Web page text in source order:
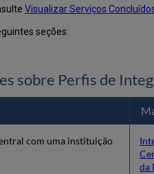
Visualizar Serviços
seções:
sobre Perfis de
com uma instituição
da